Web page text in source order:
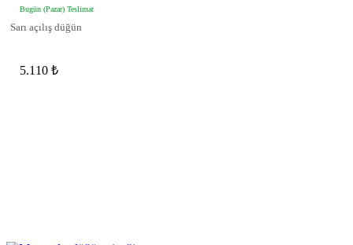
Bugün (Pazar) Teslimat
Sarı açılış düğün
5.110 ₺